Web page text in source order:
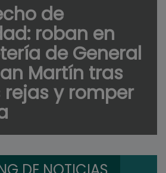
de
roban en
de General
Martín tras
rejas y romper